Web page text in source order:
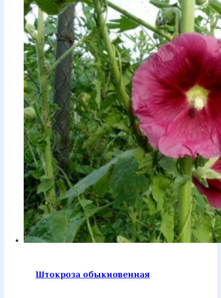
Штокроза обыкновенная